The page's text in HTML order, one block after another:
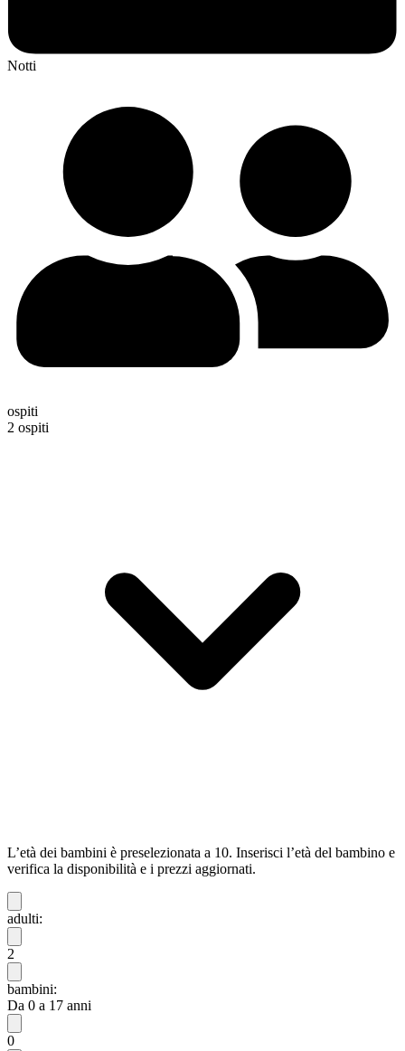
Notti
ospiti
2 ospiti
L’età dei bambini è preselezionata a 10. Inserisci l’età del bambino e
verifica la disponibilità e i prezzi aggiornati.
adulti:
2
bambini:
Da 0 a 17 anni
0